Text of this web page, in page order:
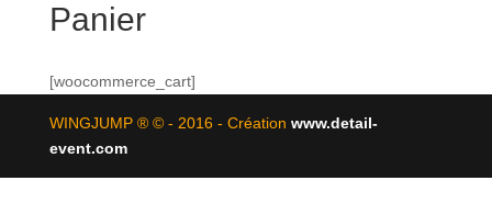
Panier
[woocommerce_cart]
WINGJUMP ® © - 2016 - Création www.detail-
event.com